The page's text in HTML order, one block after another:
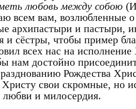
любовь между собою
всем вам, возлюбленные о
архипастыри и пастыри,
и сёстры, чтобы пример
всех нас на
нам достойно
Рождества
свои скромные, но
и милосердия.